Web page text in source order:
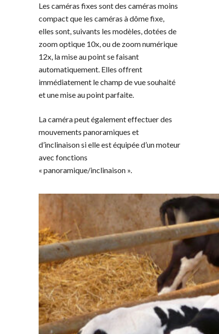
Les caméras fixes sont des caméras moins
compact que les caméras à dôme fixe,
elles sont, suivants les modèles, dotées de
zoom optique 10x, ou de zoom numérique
12x, la mise au point se faisant
automatiquement. Elles offrent
immédiatement le champ de vue souhaité
et une mise au point parfaite.
La caméra peut également effectuer des
mouvements panoramiques et
d’inclinaison si elle est équipée d’un moteur
avec fonctions
« panoramique/inclinaison ».